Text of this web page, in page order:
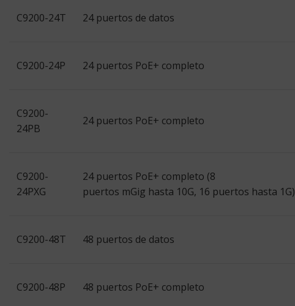
C9200-24T 24 puertos de datos
C9200-24P 24 puertos PoE+ completo
C9200-
24PB
24 puertos PoE+ completo
C9200-
24PXG
24 puertos PoE+ completo (8
puertos mGig hasta 10G, 16 puertos hasta 1G)
C9200-48T 48 puertos de datos
C9200-48P 48 puertos PoE+ completo